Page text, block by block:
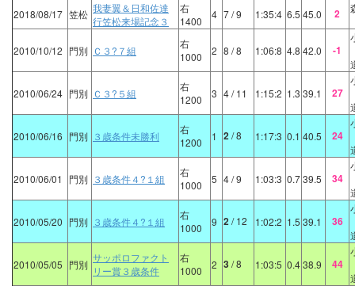
2018/08/17 笠松 我妻翼＆日和佐達
行笠松来場記念３
右
1400
4 7/ 9 1:35:4 6.5 45.0 2
2010/10/12 門別 Ｃ３?７組
右
1000
2 8 / 8 1:06:8 4.8 42.0 -1
2010/06/24 門別 Ｃ３?５組
右
1200
3 4/ 11 1:15:2 1.3 39.1 27
2010/06/16 門別 ３歳条件未勝利
右
1200
1 2/ 8 1:17:3 0.1 40.5 24
2010/06/01 門別 ３歳条件４?１組
右
1000
5 4/ 9 1:03:3 0.739.5 34
2010/05/20 門別 ３歳条件４?１組
右
1000
9 2/ 12 1:02:2 1.5 39.1 36
2010/05/05 門別
サッポロファクト
リー賞３歳条件
右
1000
2 3/ 8 1:03:5 0.438.9 44